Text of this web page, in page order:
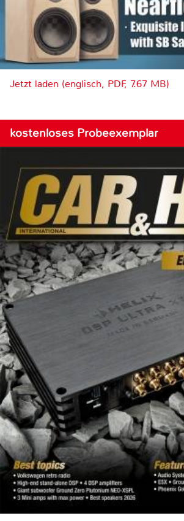
Jetzt laden (englisch, PDF, 7.67 MB)
kostenloses Probeexemplar